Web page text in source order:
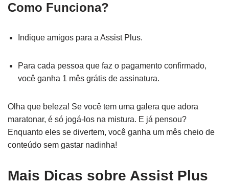
Como Funciona?
Indique amigos para a Assist Plus.
Para cada pessoa que faz o pagamento confirmado,
você ganha 1 mês grátis de assinatura.
Olha que beleza! Se você tem uma galera que adora
maratonar, é só jogá-los na mistura. E já pensou?
Enquanto eles se divertem, você ganha um mês cheio de
conteúdo sem gastar nadinha!
Mais Dicas sobre Assist Plus